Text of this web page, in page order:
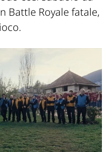
Battle Royale fatale,